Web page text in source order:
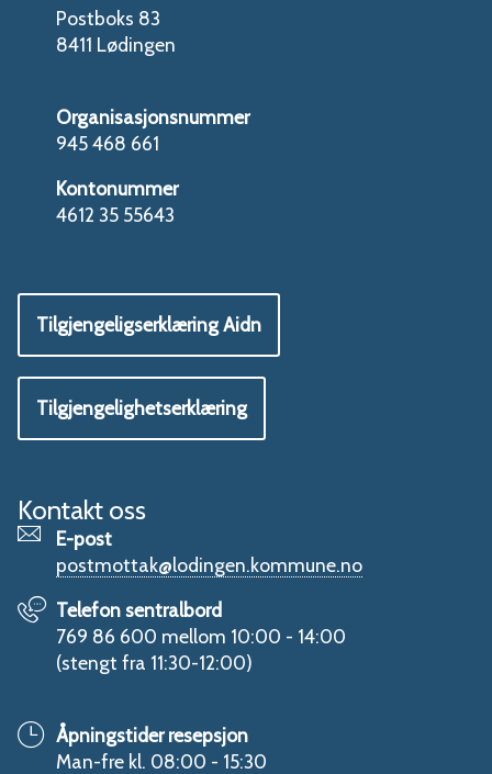
Postboks 83
8411 Lødingen
Organisasjonsnummer
945 468 661
Kontonummer
4612 35 55643
Tilgjengeligserklæring Aidn
Tilgjengelighetserklæring
Kontakt oss
E-post
postmottak@lodingen.kommune.no
Telefon sentralbord
769 86 600 mellom 10:00 - 14:00
(stengt fra 11:30-12:00)
Åpningstider resepsjon
Man-fre kl. 08:00 - 15:30